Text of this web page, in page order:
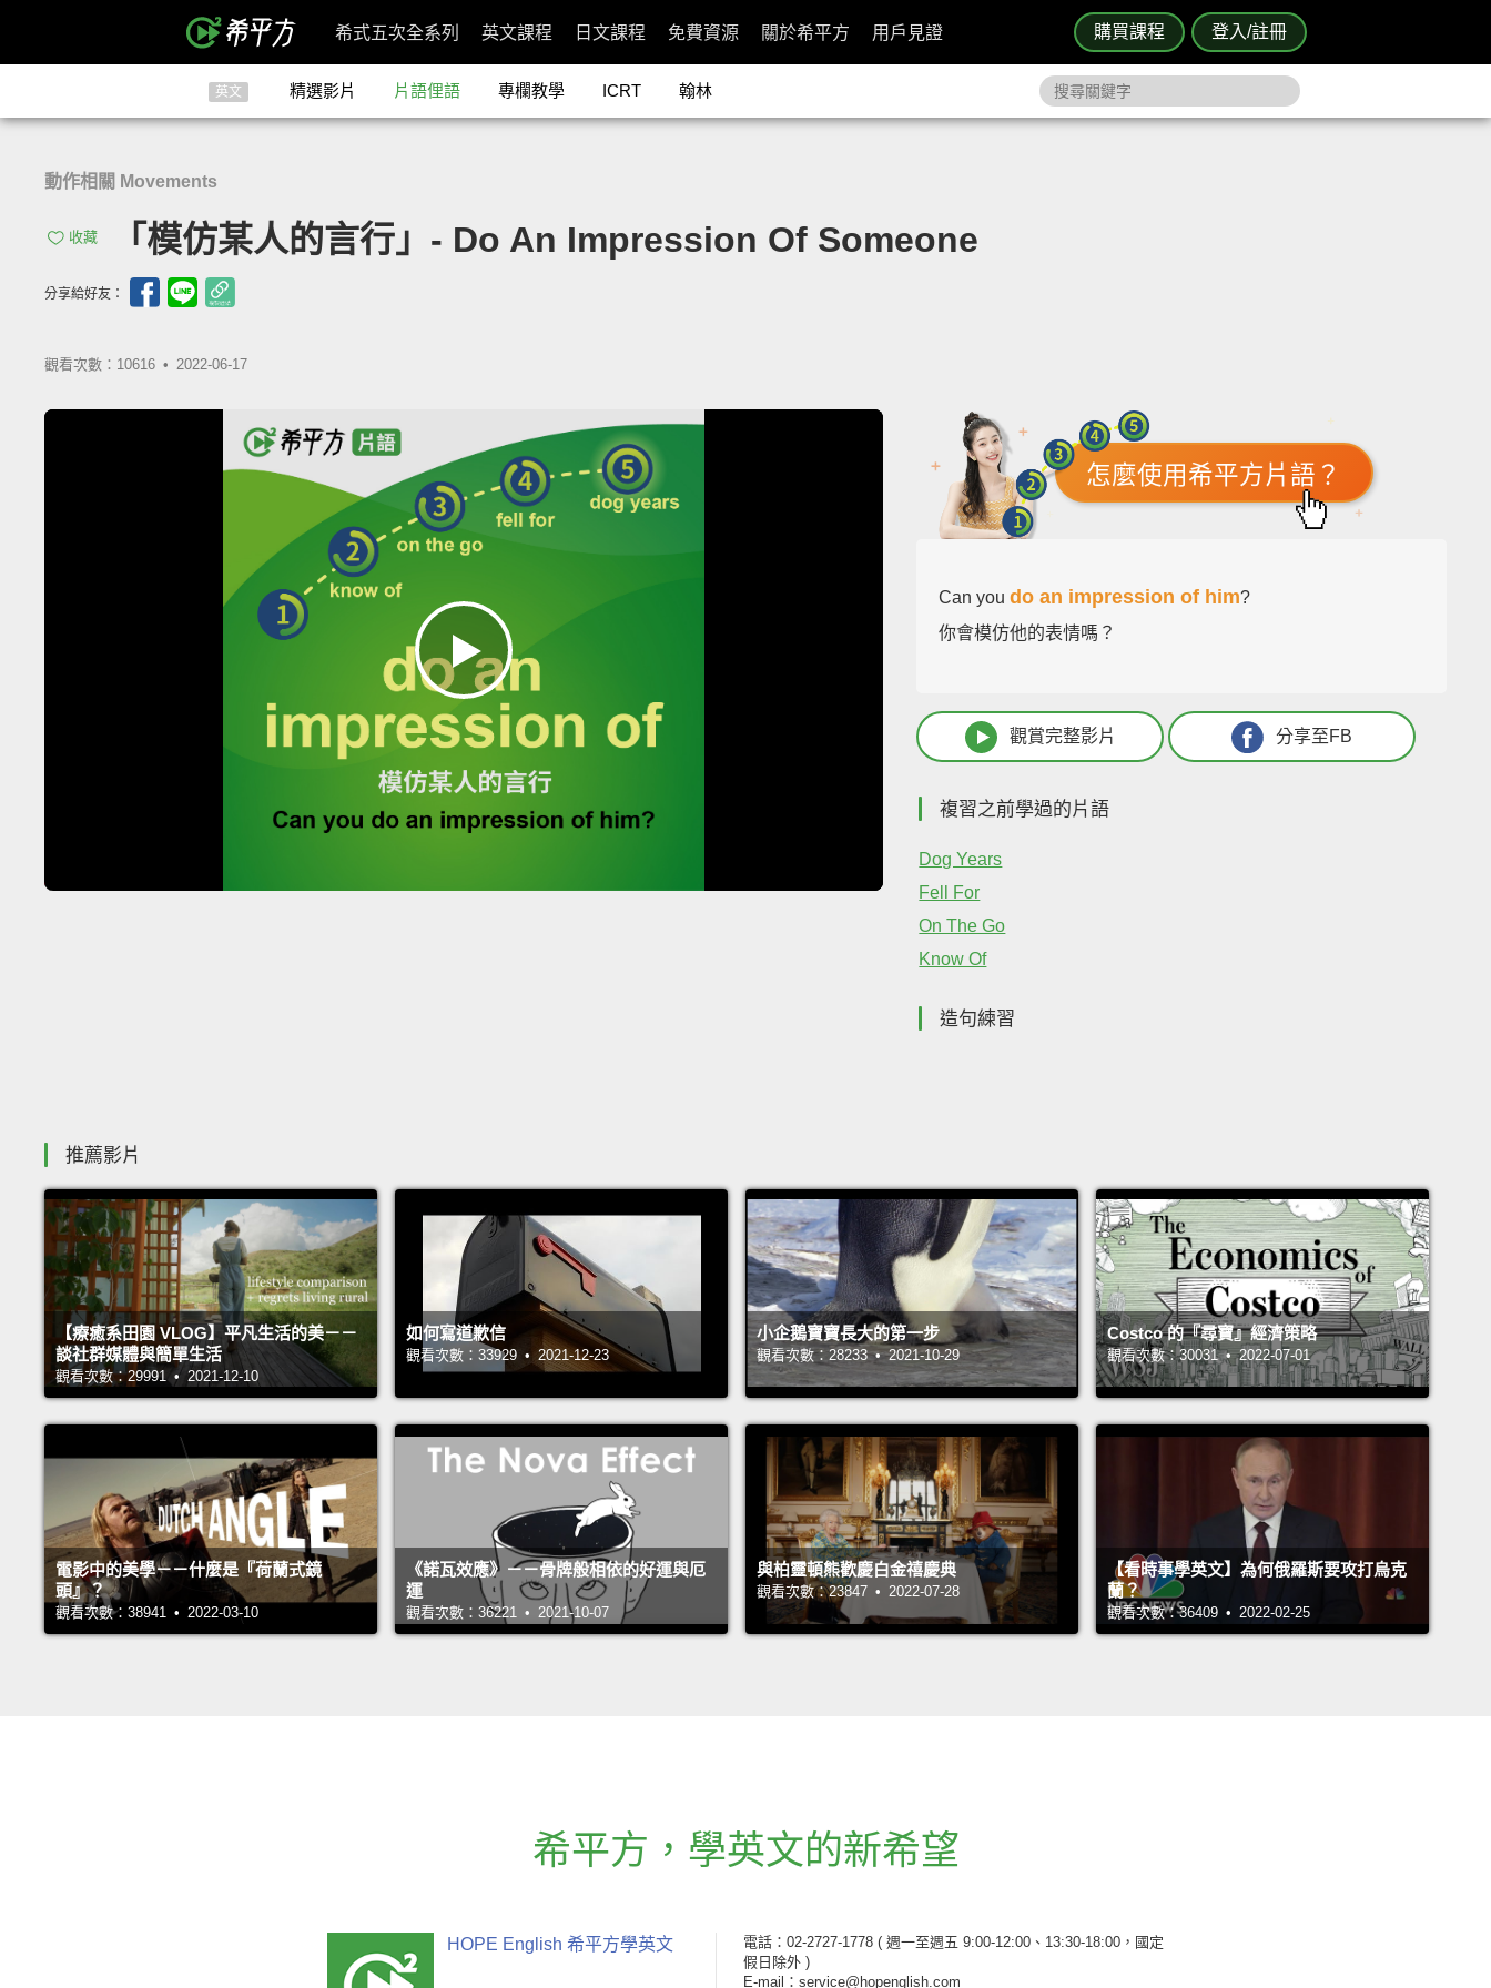
購買課程 登入/註冊
希式五次全系列 英文課程 日文課程 免費資源 關於希平方 用戶見證
英文 精選影片 片語俚語 專欄教學 ICRT 翰林
動作相關 Movements
收藏 「模仿某人的言行」- Do An Impression Of Someone
分享給好友：
觀看次數：10616 • 2022-06-17
怎麼使用希平方片語？
Can youdo an impression of him?
你會模仿他的表情嗎？
觀賞完整影片 分享至FB
複習之前學過的片語
Dog Years
Fell For
On The Go
Know Of
造句練習
推薦影片
【療癒系田園 VLOG】平凡生活的美－－
談社群媒體與簡單生活
觀看次數：29991 • 2021-12-10
如何寫道歉信
觀看次數：33929 • 2021-12-23
小企鵝寶寶長大的第一步
觀看次數：28233 • 2021-10-29
Costco 的『尋寶』經濟策略
觀看次數：30031 • 2022-07-01
電影中的美學－－什麼是『荷蘭式鏡
頭』？
觀看次數：38941 • 2022-03-10
《諾瓦效應》－－骨牌般相依的好運與厄
運
觀看次數：36221 • 2021-10-07
與柏靈頓熊歡慶白金禧慶典
觀看次數：23847 • 2022-07-28
【看時事學英文】為何俄羅斯要攻打烏克
蘭？
觀看次數：36409 • 2022-02-25
希平方 ， 學英文的新希望
HOPE English 希平方學英文 電話：02-2727-1778 ( 週一至週五 9:00-12:00、13:30-18:00，國定
假日除外 )
E-mail：service@hopenglish.com